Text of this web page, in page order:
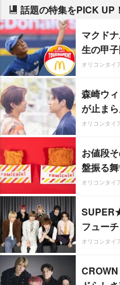
話題の特集をPICK UP！
マクド
生の甲子
オリコンタイ
森崎ウ
が止まら
オリコンタイ
お値段
盤振る
オリコンタイ
フュー
オリコンタイ